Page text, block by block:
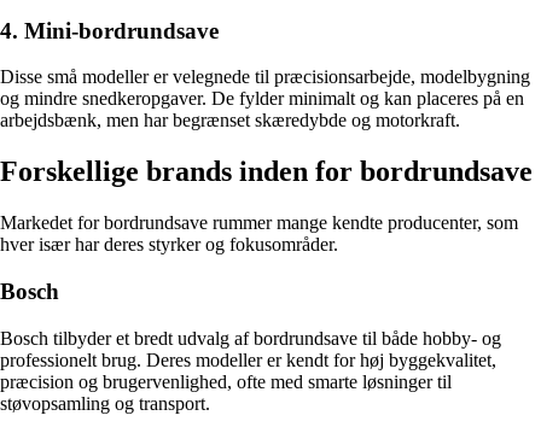
4. Mini-bordrundsave
Disse små modeller er velegnede til præcisionsarbejde, modelbygning
og mindre snedkeropgaver. De fylder minimalt og kan placeres på en
arbejdsbænk, men har begrænset skæredybde og motorkraft.
Forskellige brands inden for bordrundsave
Markedet for bordrundsave rummer mange kendte producenter, som
hver især har deres styrker og fokusområder.
Bosch
Bosch tilbyder et bredt udvalg af bordrundsave til både hobby- og
professionelt brug. Deres modeller er kendt for høj byggekvalitet,
præcision og brugervenlighed, ofte med smarte løsninger til
støvopsamling og transport.